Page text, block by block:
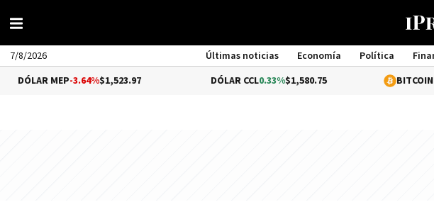
7/8/2026 Últimas noticias Economía Política
-3.64%$1,523.97 0.33%$1,580.75 0.86%